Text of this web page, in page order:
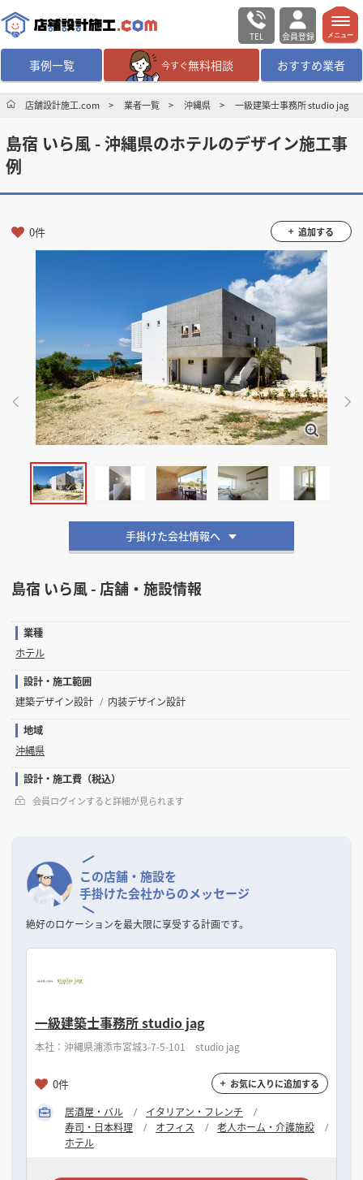
TEL 会員登録
事例一覧 今すぐ無料相談 おすすめ業者
無料相談 ログイン／会員登録
デザイン設計・施工業者を探す
店舗・商業施設の施工事例を探す
マッチング案件一覧
内装の費用相場 シミュレーター
掲載希望のデザイン設計・施工会社様へ
店舗開業・改装をご検討中の方へ
メニュー
店舗設計施工.com 業者一覧 沖縄県 一級建築士事務所 studio jag
島宿 いら風 - 沖縄県のホテルのデザイン施工事
例
0件 追加する
手掛けた会社情報へ
島宿 いら風 - 店舗・施設情報
業種
ホテル
設計・施工範囲
建築デザイン設計
内装デザイン設計
地域
沖縄県
設計・施工費（税込）
会員ログインすると詳細が見られます
この店舗・施設を
手掛けた会社からのメッセージ
絶好のロケーションを最大限に享受する計画です。
一級建築士事務所 studio jag
本社：沖縄県浦添市宮城3-7-5-101 studio jag
0件 お気に入りに追加する
居酒屋・バル
イタリアン・フレンチ
寿司・日本料理
オフィス
老人ホーム・介護施設
ホテル